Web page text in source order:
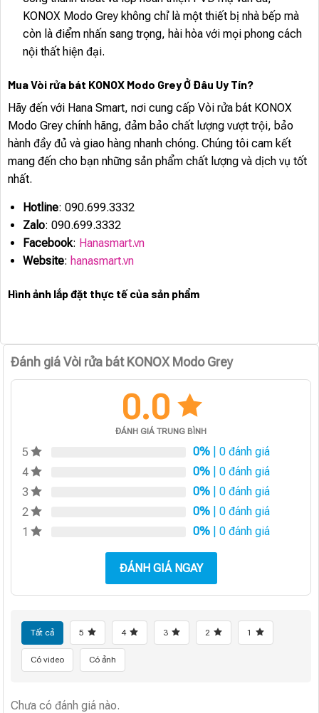
KONOX Modo Grey không chỉ là một thiết bị nhà bếp mà
còn là điểm nhấn sang trọng, hài hòa với mọi phong cách
nội thất hiện đại.
Mua Vòi rửa bát KONOX Modo Grey Ở Đâu Uy Tín?
Hãy đến với Hana Smart, nơi cung cấp Vòi rửa bát KONOX
Modo Grey chính hãng, đảm bảo chất lượng vượt trội, bảo
hành đầy đủ và giao hàng nhanh chóng. Chúng tôi cam kết
mang đến cho bạn những sản phẩm chất lượng và dịch vụ tốt
nhất.
Hotline: 090.699.3332
Zalo: 090.699.3332
Facebook: Hanasmart.vn
Website: hanasmart.vn
Hình ảnh lắp đặt thực tế của sản phẩm
Đánh giá Vòi rửa bát KONOX Modo Grey
0.0
ĐÁNH GIÁ TRUNG BÌNH
5 0% | 0 đánh giá
4
0% | 0 đánh giá
3
0% | 0 đánh giá
2
0% | 0 đánh giá
1
0% | 0 đánh giá
ĐÁNH GIÁ NGAY
Tất cả 5 4 3 2 1
Có video Có ảnh
Chưa có đánh giá nào.